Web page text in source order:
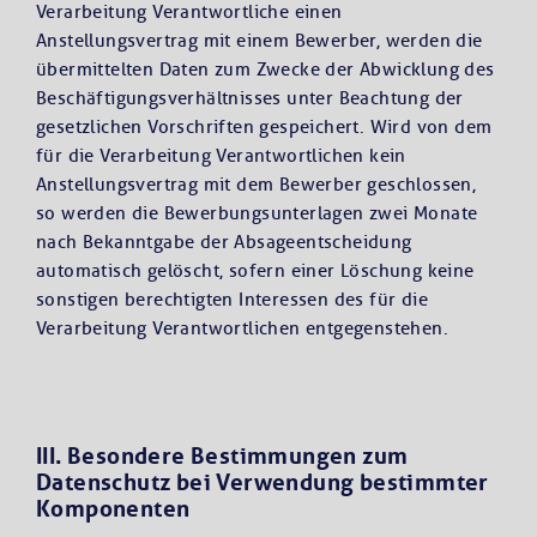
Verarbeitung Verantwortliche einen
Anstellungsvertrag mit einem Bewerber, werden die
übermittelten Daten zum Zwecke der Abwicklung des
Beschäftigungsverhältnisses unter Beachtung der
gesetzlichen Vorschriften gespeichert. Wird von dem
für die Verarbeitung Verantwortlichen kein
Anstellungsvertrag mit dem Bewerber geschlossen,
so werden die Bewerbungsunterlagen zwei Monate
nach Bekanntgabe der Absageentscheidung
automatisch gelöscht, sofern einer Löschung keine
sonstigen berechtigten Interessen des für die
Verarbeitung Verantwortlichen entgegenstehen.
III. Besondere Bestimmungen zum
Datenschutz bei Verwendung bestimmter
Komponenten